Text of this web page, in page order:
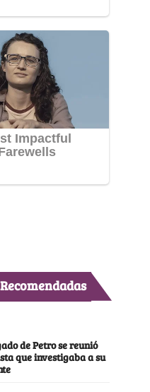
de Petro se reunió
que investigaba a su